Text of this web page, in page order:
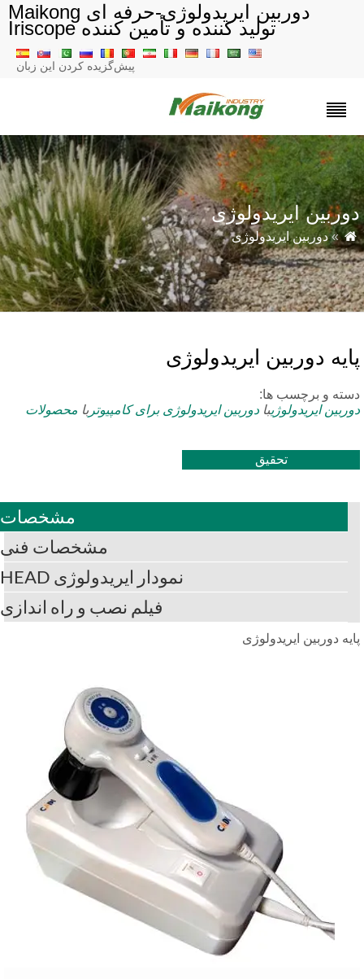
دوربین ایریدولوژی-حرفه ای Maikong
تولید کننده و تأمین کننده Iriscope
پیش‌گزیده کردن این زبان
ایریدولوژی
»دوربین ایریدولوژی
دوربین ایریدولوژی
و برچسب ها:
ایریدولوژیبادوربین ایریدولوژی برای کامپیوتربامحصولات
تحقیق
مشخصات
مشخصات فنی
نمودار ایریدولوژی HEAD
فیلم نصب و راه اندازی
دوربین ایریدولوژی